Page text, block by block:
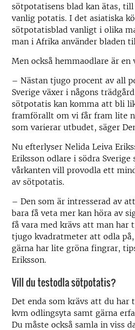
sötpotatisens blad kan ätas,
vanlig potatis. I det asiatiska
sötpotatisblad vanligt i olika
man i Afrika använder bladen
Men också hemmaodlare är
– Nästan tjugo procent av all
Sverige växer i någons
sötpotatis kan komma att bli
framförallt om vi får fram lite
som varierar utbudet, säger
Nu efterlyser Nelida Leiva
Eriksson odlare i södra Sverige
vårkanten vill provodla ett
av sötpotatis.
– Den som är intresserad av
bara få veta mer kan höra av
få vara med krävs att man har
tjugo kvadratmeter att odla
gärna har lite gröna fingrar,
Eriksson.
Vill du testodla sötpotatis?
Det enda som krävs att du har
kvm odlingsyta samt gärna
Du måste också samla in viss